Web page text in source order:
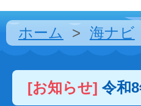
ホーム 海ナビ
[お知らせ] 令和